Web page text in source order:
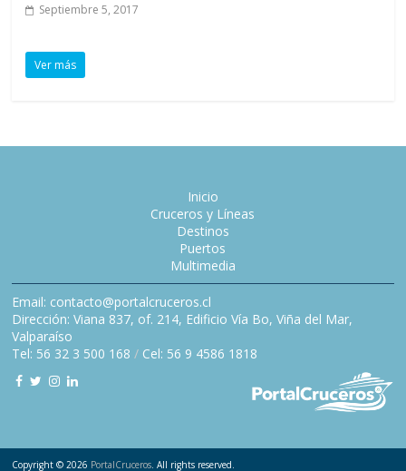
Septiembre 5, 2017
Ver más
Inicio
Cruceros y Líneas
Destinos
Puertos
Multimedia
Email: contacto@portalcruceros.cl
Dirección: Viana 837, of. 214, Edificio Vía Bo, Viña del Mar,
Valparaíso
Tel: 56 32 3 500 168 / Cel: 56 9 4586 1818
Copyright © 2026 PortalCruceros. All rights reserved.